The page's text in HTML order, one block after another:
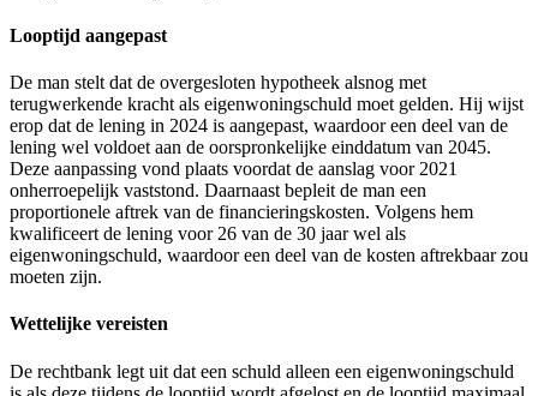
Looptijd aangepast
De man stelt dat de overgesloten hypotheek alsnog met
terugwerkende kracht als eigenwoningschuld moet gelden. Hij wijst
erop dat de lening in 2024 is aangepast, waardoor een deel van de
lening wel voldoet aan de oorspronkelijke einddatum van 2045.
Deze aanpassing vond plaats voordat de aanslag voor 2021
onherroepelijk vaststond. Daarnaast bepleit de man een
proportionele aftrek van de financieringskosten. Volgens hem
kwalificeert de lening voor 26 van de 30 jaar wel als
eigenwoningschuld, waardoor een deel van de kosten aftrekbaar zou
moeten zijn.
Wettelijke vereisten
De rechtbank legt uit dat een schuld alleen een eigenwoningschuld